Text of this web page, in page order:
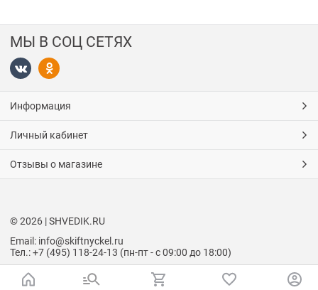
МЫ В СОЦ СЕТЯХ
Информация
Личный кабинет
Отзывы о магазине
© 2026 | SHVEDIK.RU
Email: info@skiftnyckel.ru
Тел.: +7 (495) 118-24-13 (пн-пт - с 09:00 до 18:00)